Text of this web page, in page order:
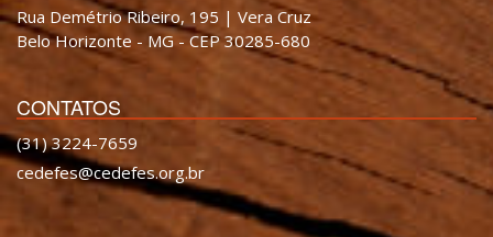
Rua Demétrio Ribeiro, 195 | Vera Cruz
Belo Horizonte - MG - CEP 30285-680
CONTATOS
(31) 3224-7659
cedefes@cedefes.org.br